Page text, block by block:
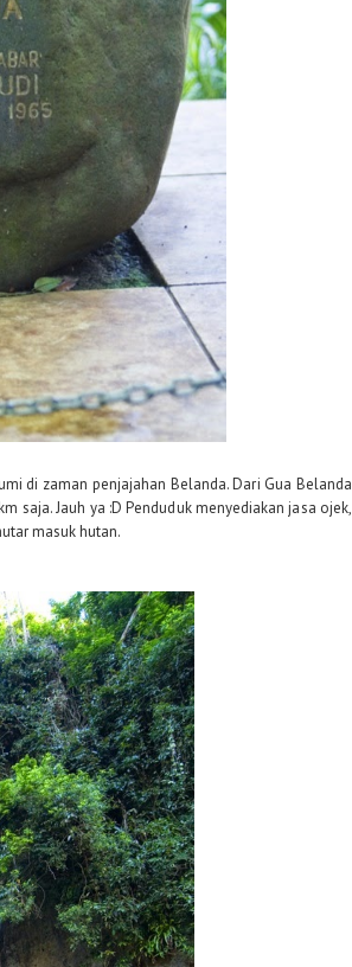
di zaman penjajahan Belanda. Dari Gua Belanda
saja. Jauh ya :D Penduduk menyediakan jasa ojek,
masuk hutan.